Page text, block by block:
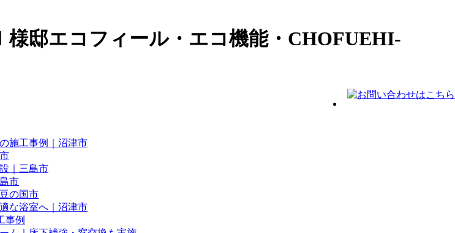
邸エコフィール・エコ機能・CHOFUEHI-
施工事例｜沼津市
｜三島市
市
の国市
な浴室へ｜沼津市
事例